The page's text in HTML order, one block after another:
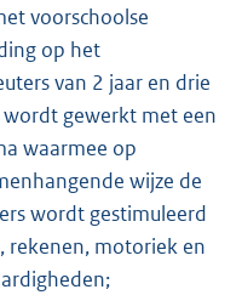
voorschoolse
op het
van 2 jaar en drie
gewerkt met een
waarmee op
wijze de
wordt gestimuleerd
rekenen, motoriek en